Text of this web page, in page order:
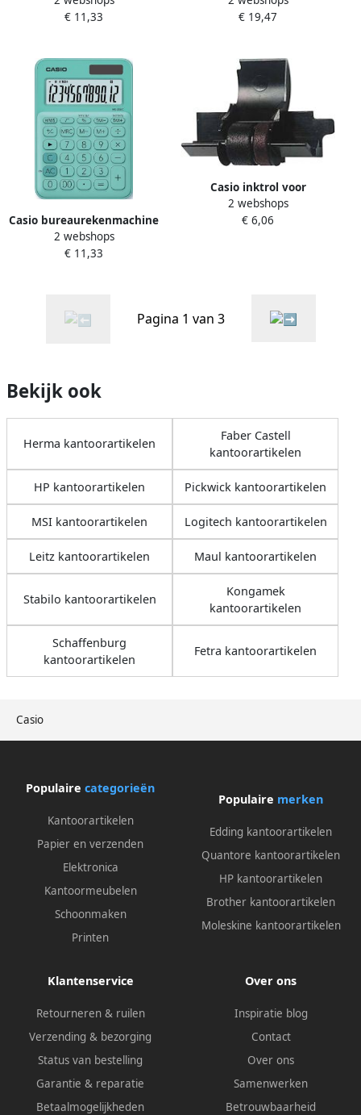
Casio
€ 11,33
320MT
€ 19,47
Casio bureaurekenmachine
MS-20UC groen
2 webshops
€ 11,33
Casio inktrol voor
bureaurekenmachine
HR150 200 FR620 DRT
2 webshops
€ 6,06
Pagina 1 van 3
Bekijk ook
Herma kantoorartikelen
Faber Castell
kantoorartikelen
HP kantoorartikelen Pickwick kantoorartikelen
MSI kantoorartikelen Logitech kantoorartikelen
Leitz kantoorartikelen Maul kantoorartikelen
Stabilo kantoorartikelen
Kongamek
kantoorartikelen
Schaffenburg
kantoorartikelen
Fetra kantoorartikelen
Populaire categorieën
Kantoorartikelen
Papier en verzenden
Elektronica
Kantoormeubelen
Schoonmaken
Printen
Populaire merken
Edding kantoorartikelen
Quantore kantoorartikelen
HP kantoorartikelen
Brother kantoorartikelen
Moleskine kantoorartikelen
Klantenservice
Retourneren & ruilen
Verzending & bezorging
Status van bestelling
Garantie & reparatie
Betaalmogelijkheden
Over ons
Inspiratie blog
Contact
Over ons
Samenwerken
Betrouwbaarheid